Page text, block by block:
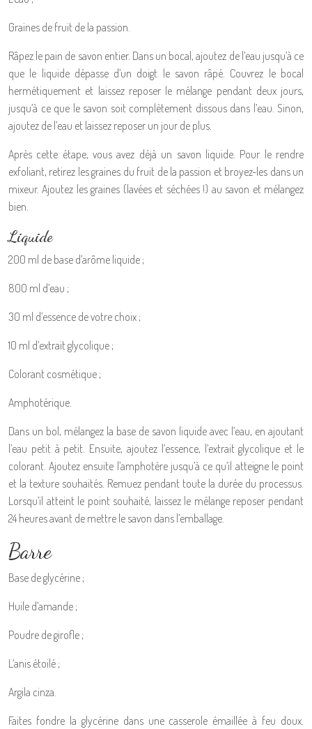
Graines de fruit de la passion.
Râpez le pain de savon entier. Dans un bocal, ajoutez de l’eau jusqu’à ce
que le liquide dépasse d’un doigt le savon râpé. Couvrez le bocal
hermétiquement et laissez reposer le mélange pendant deux jours,
jusqu’à ce que le savon soit complètement dissous dans l’eau. Sinon,
ajoutez de l’eau et laissez reposer un jour de plus.
Après cette étape, vous avez déjà un savon liquide. Pour le rendre
exfoliant, retirez les graines du fruit de la passion et broyez-les dans un
mixeur. Ajoutez les graines (lavées et séchées !) au savon et mélangez
bien.
Liquide
200 ml de base d’arôme liquide ;
800 ml d’eau ;
30 ml d’essence de votre choix ;
10 ml d’extrait glycolique ;
Colorant cosmétique ;
Amphotérique.
Dans un bol, mélangez la base de savon liquide avec l’eau, en ajoutant
l’eau petit à petit. Ensuite, ajoutez l’essence, l’extrait glycolique et le
colorant. Ajoutez ensuite l’amphotère jusqu’à ce qu’il atteigne le point
et la texture souhaités. Remuez pendant toute la durée du processus.
Lorsqu’il atteint le point souhaité, laissez le mélange reposer pendant
24 heures avant de mettre le savon dans l’emballage.
Barre
Base de glycérine ;
Huile d’amande ;
Poudre de girofle ;
L’anis étoilé ;
Argila cinza.
Faites fondre la glycérine dans une casserole émaillée à feu doux.